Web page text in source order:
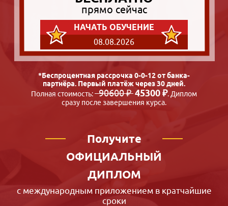
прямо сейчас
НАЧАТЬ ОБУЧЕНИЕ
08.08.2026
*Беспроцентная рассрочка 0-0-12 от банка-
партнёра. Первый платёж через 30 дней.
Полная стоимость:90600 ₽45300 ₽. Диплом
сразу после завершения курса.
Получите
ОФИЦИАЛЬНЫЙ
ДИПЛОМ
с международным приложением в кратчайшие
сроки